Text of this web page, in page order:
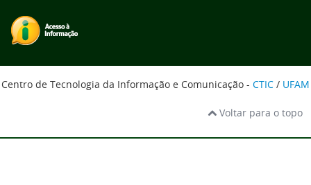
Centro de Tecnologia da Informação e Comunicação - CTIC / UFAM
Voltar para o topo